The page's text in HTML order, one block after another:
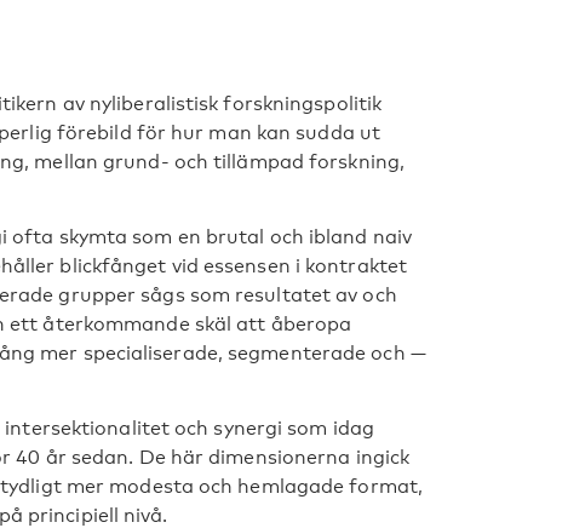
av nyliberalistisk forskningspolitik
förebild för hur man kan sudda ut
mellan grund- och tillämpad forskning,
skymta som en brutal och ibland naiv
blickfånget vid essensen i kontraktet
grupper sågs som resultatet av och
ett återkommande skäl att åberopa
mer specialiserade, segmenterade och —
och synergi som idag
år sedan. De här dimensionerna ingick
mer modesta och hemlagade format,
principiell nivå.